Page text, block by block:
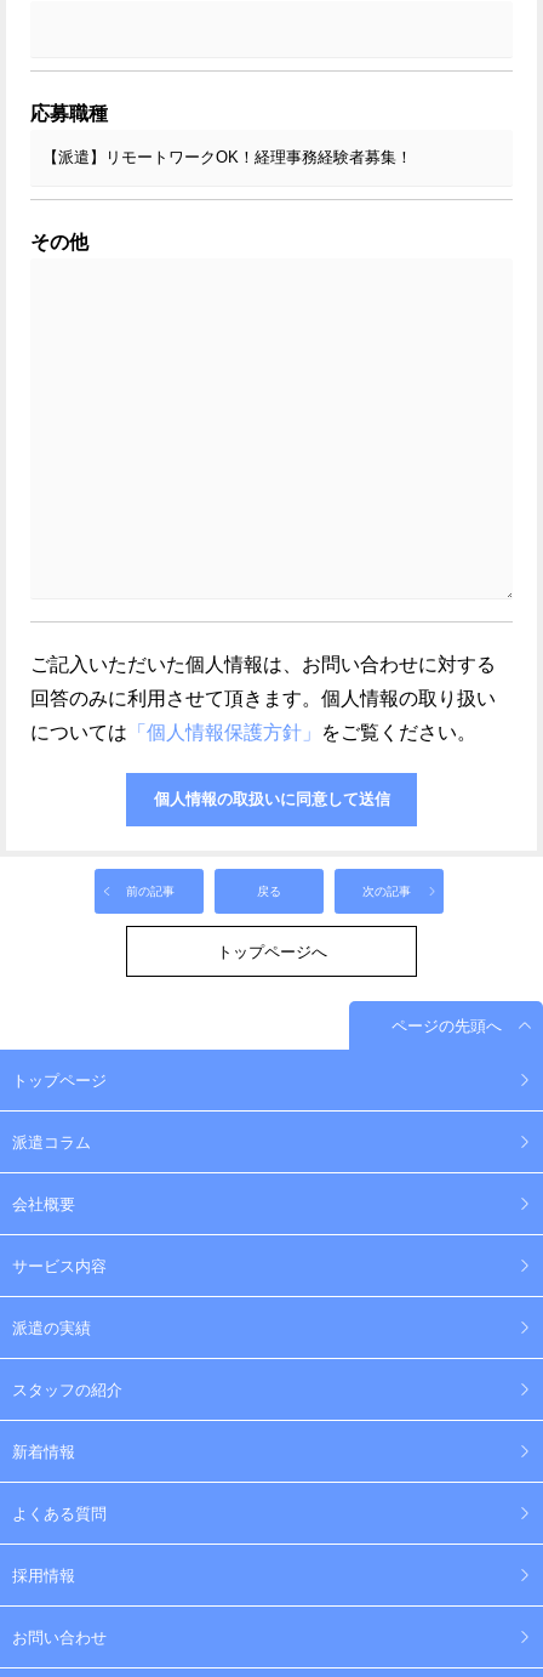
応募職種
その他
ご記入いただいた個人情報は、お問い合わせに対する
回答のみに利用させて頂きます。個人情報の取り扱い
については 「個人情報保護方針」 をご覧ください。
前の記事 戻る 次の記事
トップページへ
ページの先頭へ
トップページ
派遣コラム
会社概要
サービス内容
派遣の実績
スタッフの紹介
新着情報
よくある質問
採用情報
お問い合わせ